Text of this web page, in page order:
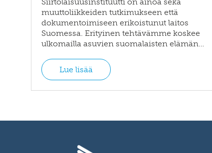
muuttoliikkeiden tutkimukseen että
dokumentoimiseen erikoistunut laitos
Suomessa. Erityinen tehtävämme koskee
ulkomailla asuvien suomalaisten elämän…
Lue lisää